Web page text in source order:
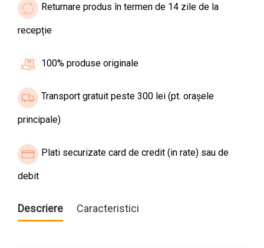
Returnare produs în termen de 14 zile de la
recepție
100% produse originale
Transport gratuit peste 300 lei (pt. orașele
principale)
Plati securizate card de credit (in rate) sau de
debit
Descriere Caracteristici